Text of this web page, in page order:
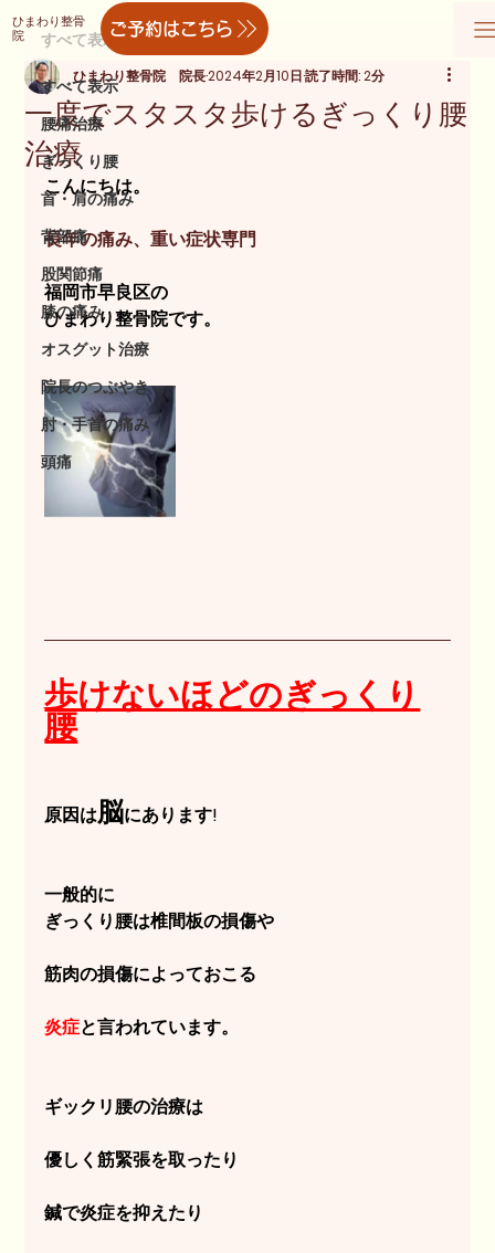
ひまわり整骨
院
ご予約はこちら
すべて表示
腰痛治療
ぎっくり腰
首・肩の痛み
背部痛
股関節痛
膝の痛み
オスグット治療
院長のつぶやき
肘・手首の痛み
頭痛
すべて表示
一度でスタスタ歩けるぎっくり腰
治療
ひまわり整骨院 院長2024年2月10日読了時間: 2分
こんにちは。
長年の痛み、重い症状専門
福岡市早良区の
ひまわり整骨院です。
歩けないほどのぎっくり
腰
原因は脳にあります!
一般的に
ぎっくり腰は椎間板の損傷や
筋肉の損傷によっておこる
炎症と言われています。
ギックリ腰の治療は
優しく筋緊張を取ったり
鍼で炎症を抑えたり